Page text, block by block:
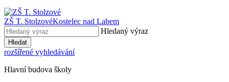
ZŠ T. StolzovéKostelec nad Labem
Hledaný výraz
Hledat
rozšířené vyhledávání
Hlavní budova školy